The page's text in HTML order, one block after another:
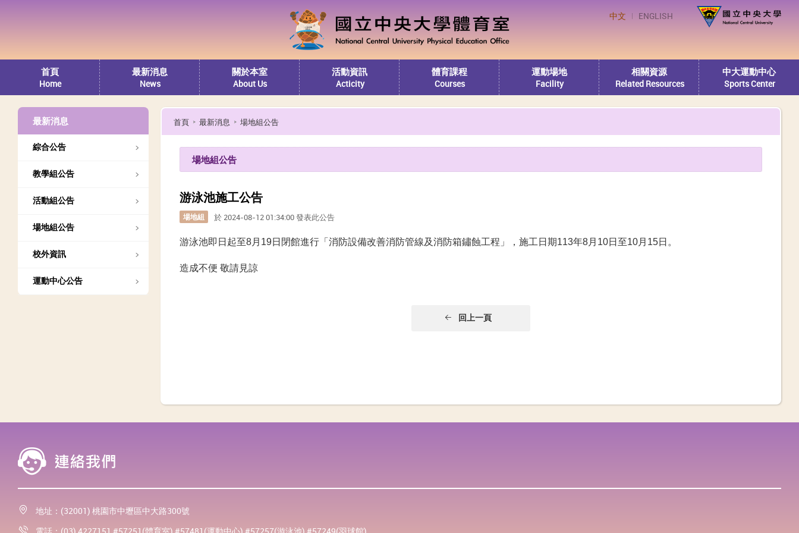
中文 ENGLISH
首頁
Home
最新消息
News
關於本室
About Us
活動資訊
Acticity
體育課程
Courses
運動場地
Facility
相關資源
Related Resources
中大運動中心
Sports Center
最新消息
綜合公告
教學組公告
活動組公告
場地組公告
校外資訊
運動中心公告
首頁 最新消息 場地組公告
場地組公告
游泳池施工公告
場地組 於 2024-08-12 01:34:00 發表此公告
游泳池即日起至8月19日閉館進行「消防設備改善消防管線及消防箱鏽蝕工程」，施工日期113年8月10日至10月15日。
造成不便 敬請見諒
回上一頁
地址：(32001) 桃園市中壢區中大路300號